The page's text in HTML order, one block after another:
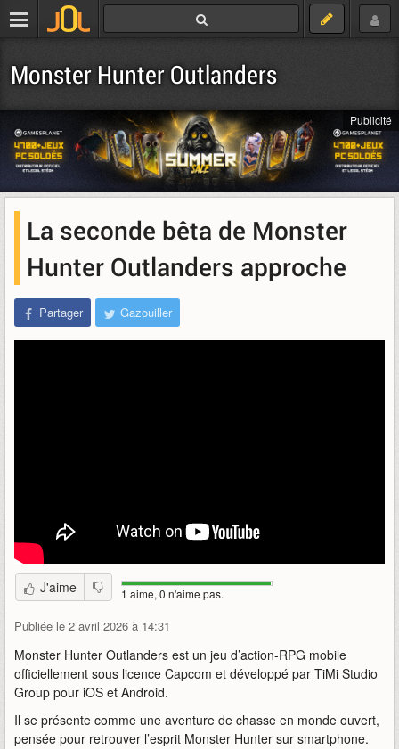
Monster Hunter Outlanders
Publicité
La seconde bêta de Monster
Hunter Outlanders approche
Partager Gazouiller
J'aime 1 aime, 0 n'aime pas.
Publiée le 2 avril 2026 à 14:31
Monster Hunter Outlanders est un jeu d’action-RPG mobile
officiellement sous licence Capcom et développé par TiMi Studio
Group pour iOS et Android.
Il se présente comme une aventure de chasse en monde ouvert,
pensée pour retrouver l’esprit Monster Hunter sur smartphone.